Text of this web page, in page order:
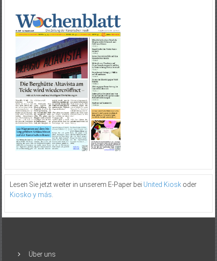
Lesen Sie jetzt weiter in unserem E-Paper bei United Kioskoder
Kiosko y más
Über uns